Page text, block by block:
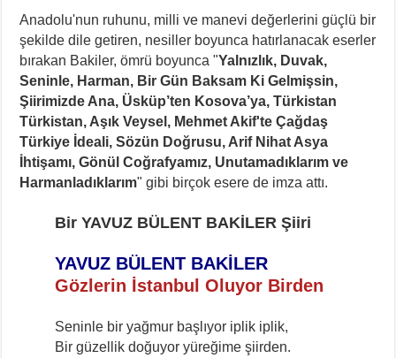
Anadolu'nun ruhunu, milli ve manevi değerlerini güçlü bir
şekilde dile getiren, nesiller boyunca hatırlanacak eserler
bırakan Bakiler, ömrü boyunca "Yalnızlık, Duvak,
Seninle, Harman, Bir Gün Baksam Ki Gelmişsin,
Şiirimizde Ana, Üsküp’ten Kosova’ya, Türkistan
Türkistan, Aşık Veysel, Mehmet Akif'te Çağdaş
Türkiye İdeali, Sözün Doğrusu, Arif Nihat Asya
İhtişamı, Gönül Coğrafyamız, Unutamadıklarım ve
Harmanladıklarım" gibi birçok esere de imza attı.
Bir YAVUZ BÜLENT BAKİLER Şiiri
YAVUZ BÜLENT BAKİLER
Gözlerin İstanbul Oluyor Birden
Seninle bir yağmur başlıyor iplik iplik,
Bir güzellik doğuyor yüreğime şiirden.